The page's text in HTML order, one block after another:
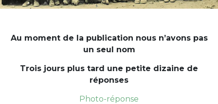
Au moment de la publication nous n’avons pas
un seul nom
Trois jours plus tard une petite dizaine de
réponses
Photo-réponse